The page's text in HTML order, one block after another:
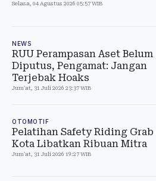
Selasa, 04 Agustus 2026 05:57 WIB
NEWS
RUU Perampasan Aset Belum
Diputus, Pengamat: Jangan
Terjebak Hoaks
Jum'at, 31 Juli 2026 23:37 WIB
OTOMOTIF
Pelatihan Safety Riding Grab
Kota Libatkan Ribuan Mitra
Jum'at, 31 Juli 2026 19:27 WIB